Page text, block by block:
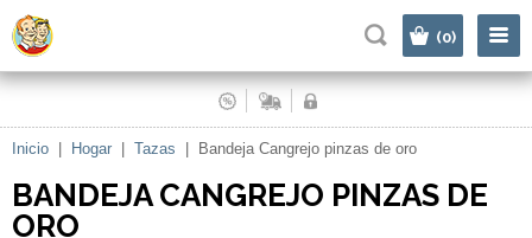
(0)
Inicio Hogar Tazas Bandeja Cangrejo pinzas de oro
BANDEJA CANGREJO PINZAS DE
ORO